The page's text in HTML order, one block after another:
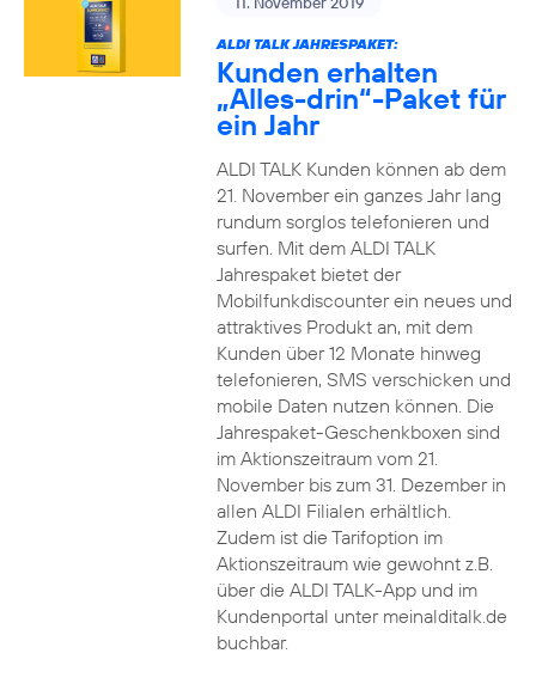
ALDI TALK JAHRESPAKET:
Kunden erhalten
„Alles-drin“-Paket für
ein Jahr
ALDI TALK Kunden können ab dem
21. November ein ganzes Jahr lang
rundum sorglos telefonieren und
surfen. Mit dem ALDI TALK
Jahrespaket bietet der
Mobilfunkdiscounter ein neues und
attraktives Produkt an, mit dem
Kunden über 12 Monate hinweg
telefonieren, SMS verschicken und
mobile Daten nutzen können. Die
Jahrespaket-Geschenkboxen sind
im Aktionszeitraum vom 21.
November bis zum 31. Dezember in
allen ALDI Filialen erhältlich.
Zudem ist die Tarifoption im
Aktionszeitraum wie gewohnt z.B.
über die ALDI TALK-App und im
Kundenportal unter meinalditalk.de
buchbar.